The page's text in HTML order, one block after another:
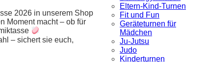
2026 in unserem Shop
Moment macht – ob für
– sichert sie euch,
Eltern-Kind-Turnen
Fit und Fun
Geräteturnen für
Mädchen
Ju-Jutsu
Judo
Kinderturnen